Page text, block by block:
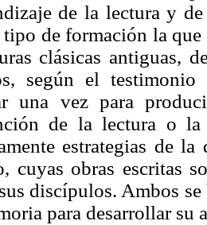
de la lectura y
tipo de formación la
clásicas antiguas,
según el
una vez para
de la lectura o la
estrategias de
cuyas obras escritas
discípulos. Ambos
para desarrollar